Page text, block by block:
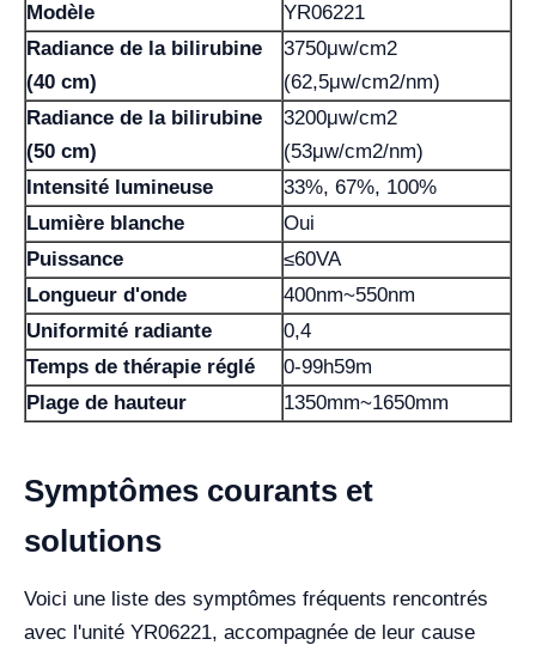
Modèle
YR06221
Radiance de la bilirubine
(40 cm)
3750μw/cm2
(62,5μw/cm2/nm)
Radiance de la bilirubine
(50 cm)
3200μw/cm2
(53μw/cm2/nm)
Intensité lumineuse
33%, 67%, 100%
Lumière blanche
Oui
Puissance
≤60VA
Longueur d'onde
400nm~550nm
Uniformité radiante
0,4
Temps de thérapie réglé
0-99h59m
Plage de hauteur
1350mm~1650mm
Symptômes courants et
solutions
Voici une liste des symptômes fréquents rencontrés
avec l'unité YR06221, accompagnée de leur cause